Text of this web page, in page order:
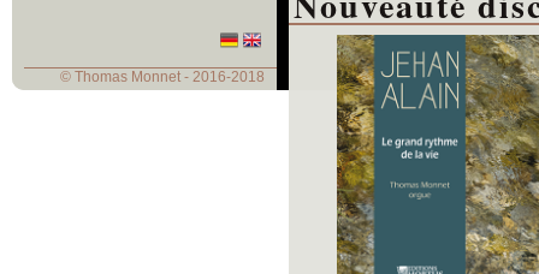
© Thomas Monnet - 2016-2018